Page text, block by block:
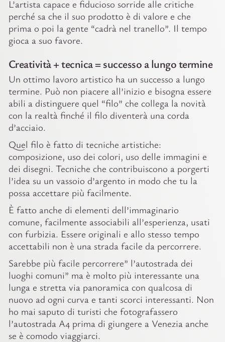
L’artista capace e fiducioso sorride alle critiche
perché sa che il suo prodotto è di valore e che
prima o poi la gente “cadrà nel tranello”. Il tempo
gioca a suo favore.
Creatività + tecnica = successo a lungo termine
Un ottimo lavoro artistico ha un successo a lungo
termine. Può non piacere all’inizio e bisogna essere
abili a distinguere quel “filo” che collega la novità
con la realtà finché il filo diventerà una corda
d’acciaio.
Quel filo è fatto di tecniche artistiche:
composizione, uso dei colori, uso delle immagini e
dei disegni. Tecniche che contribuiscono a porgerti
l’idea su un vassoio d’argento in modo che tu la
possa accettare più facilmente.
È fatto anche di elementi dell’immaginario
comune, facilmente associabili all’esperienza, usati
con furbizia. Essere originali e allo stesso tempo
accettabili non è una strada facile da percorrere.
Sarebbe più facile percorrere” l’autostrada dei
luoghi comuni” ma è molto più interessante una
lunga e stretta via panoramica con qualcosa di
nuovo ad ogni curva e tanti scorci interessanti. Non
ho mai saputo di turisti che fotografassero
l’autostrada A4 prima di giungere a Venezia anche
se è comodo viaggiarci.